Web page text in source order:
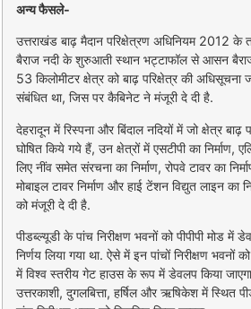
अन्य फैसले-
उत्तराखंड बाढ़ मैदान परिक्षेत्रण अधिनियम 2012
बैराज नदी के शुरुआती स्थान भट्टाफॉल से आसन
53 किलोमीटर क्षेत्र को बाढ़ परिक्षेत्र की अधिसूचना
संबंधित था, जिस पर कैबिनेट ने मंजूरी दे दी है.
देहरादून में रिस्पना और बिंदाल नदियों में जो क्षेत्र बाढ़
घोषित किये गये हैं, उन क्षेत्रों में एसटीपी का निर्माण,
लिए नींव समेत संरचना का निर्माण, रोपवे टावर का
मोबाइल टावर निर्माण और हाई टेंशन विद्युत लाइन का
को मंजूरी दे दी है.
पीडब्ल्यूडी के पांच निरीक्षण भवनों को पीपीपी मोड में
निर्णय लिया गया था. ऐसे में इन पांचों निरीक्षण भवनों को
में विश्व स्तरीय गेट हाउस के रूप में डेवलप किया
उत्तरकाशी, दुगलबित्ता, हर्षिल और ऋषिकेश में स्थित